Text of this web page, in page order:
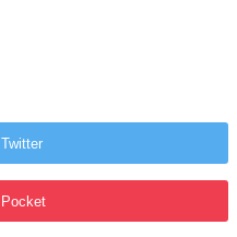
Twitter
Pocket